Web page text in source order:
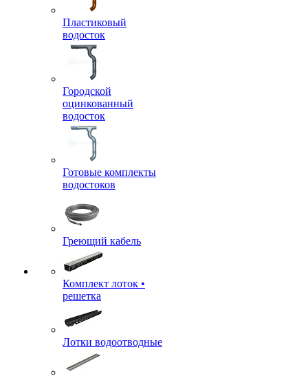
Пластиковый
водосток
Городской
оцинкованный
водосток
Готовые комплекты
водостоков
Греющий кабель
Комплект лоток •
решетка
Лотки водоотводные